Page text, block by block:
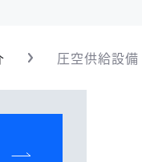
圧空供給設備